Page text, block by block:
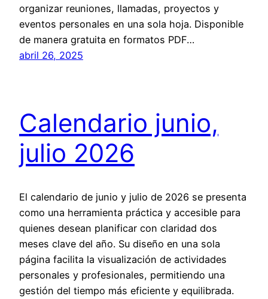
organizar reuniones, llamadas, proyectos y
eventos personales en una sola hoja. Disponible
de manera gratuita en formatos PDF…
abril 26, 2025
Calendario junio,
julio 2026
El calendario de junio y julio de 2026 se presenta
como una herramienta práctica y accesible para
quienes desean planificar con claridad dos
meses clave del año. Su diseño en una sola
página facilita la visualización de actividades
personales y profesionales, permitiendo una
gestión del tiempo más eficiente y equilibrada.